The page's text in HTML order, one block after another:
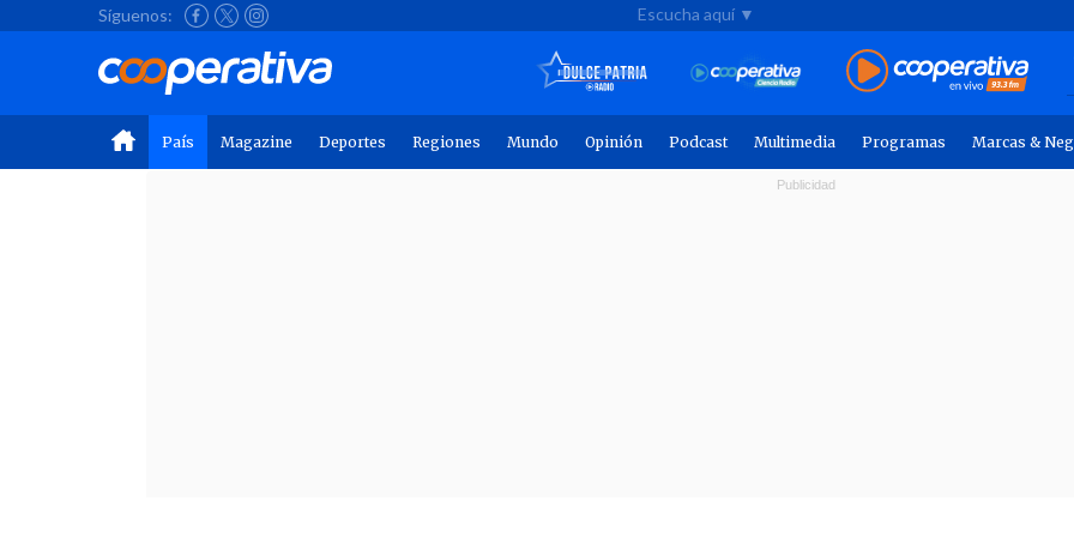
Síguenos: Escucha aquí ▼
País Magazine Deportes Regiones Mundo Opinión Podcast Multimedia Programas Marcas &